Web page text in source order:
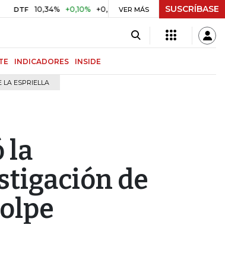
10,34% +0,10% +0,98% UVR $ 416,91 +$ 0,05 +0,01%
VER MÁS SUSCRÍBASE
INDICADORES INSIDE
LA ESPRIELLA
la
de